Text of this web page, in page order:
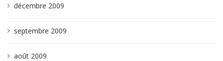
décembre 2009
septembre 2009
août 2009